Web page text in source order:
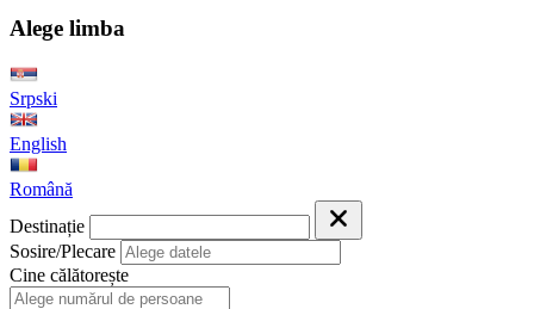
Alege limba
Srpski
English
Română
Destinație
Sosire/Plecare
Cine călătorește